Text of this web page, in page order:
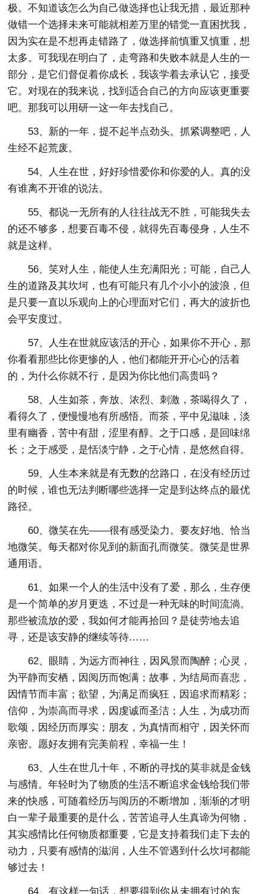
极。不知道该怎么为自己做选择也让我无措，最近那种
做错一个选择未来可能就相差万里的错觉一直困扰我，
因为实在是不想再走错路了，做选择前慎重又慎重，想
太多。可我现在明白了，走弯路和失败本就是人生的一
部分，是它们督促着你成长，我该学着去承认它，接受
它。对现在的我来说，找到适合自己的方向应该更重要
吧。那我可以用研一这一年去找自己。
53、新的一年，提不起半点劲头。抓紧调整吧，人
生经不起荒废。
54、人生在世，好好珍惜爱你和你爱的人。真的没
有谁离不开谁的说法。
55、都说一无所有的人往往战无不胜，可能我失去
的还不够多，想要百毒不侵，就得先百毒侵身，人生不
就是这样。
56、笑对人生，能使人生充满阳光；可能，自己人
生的道路及其坎坷，也有可能只有几个小小的波浪，但
是只要一直以乐观向上的心理面对它们，再大的波折也
会平安度过。
57、人生在世就应该活的开心，如果你不开心，那
你看看那些比你更惨的人，他们都能开开心心的活着
的，为什么你就不行，是因为你比他们高贵吗？
58、人生如茶，奔放、浓烈、刺激，茶喝得久了，
看得久了，便慢慢地有所感悟。而茶，平中见滋味，淡
里有幽香，苦中有甜，涩里有醇。之于口感，是回味绵
长；之于感受，是恬淡宁静，之于心情，是悠然自得。
59、人生本来就是有无数的岔路口，在没有经历过
的时候，谁也无法判断哪些选择一定是到达终点的最优
路径。
60、微笑在先——很有感受染力。要友好地、恰当
地微笑。每天都对你见到的新面孔而微笑。微笑是世界
通用语。
61、如果一个人的生活中没有了爱，那么，生存便
是一个简单的岁月更迭，不过是一种无味的时间流淌。
那些被流放的爱，我如何才能再拾回？是徒劳地去追
寻，还是该安静的继续等待……
62、眼睛，为远方而神往，因风景而陶醉；心灵，
为平静而安栖，因阅历而饱满；故事，为结局而喜悲，
因情节而丰富；欲望，为满足而疯狂，因追求而精彩；
信仰，为崇高而寻求，因虔诚而圣洁；人生，为成功而
歌颂，因经历而厚实；朋友，为真情而相守，因关怀而
亲密。愿好友拥有完美前程，幸福一生！
63、人生在世几十年，不断的寻找的莫非就是金钱
与感情。年轻时为了物质的生活不断追求金钱给我们带
来的快感，可随着经历与阅历的不断增加，渐渐的才明
白一辈子最重要的是什么，苦苦追寻人生真谛为何物，
其实感情比任何物质都重要，它是支持着我们走下去的
动力，只要有感情的滋润，人生不管遇到什么坎坷都能
够过去！
64、有这样一句话，想要得到你从未拥有过的东